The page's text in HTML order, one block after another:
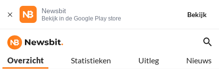
Newsbit
Bekijk in de Google Play store
Bekijk
Overzicht Statistieken Uitleg Nieuws